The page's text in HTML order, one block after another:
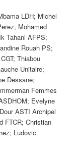
LDH; Michel
Mohamed
Tahani AFPS;
Rouah PS;
Thiabou
Unitaire;
Dessane;
Femmes
Evelyne
ASTI Archipel
FTCR; Christian
Ludovic